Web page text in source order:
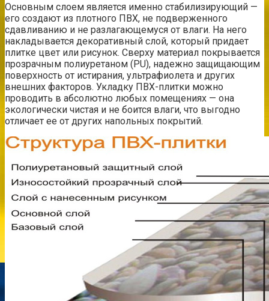
Основным слоем является именно стабилизирующий —
его создают из плотного ПВХ, не подверженного
сдавливанию и не разлагающемуся от влаги. На него
накладывается декоративный слой, который придает
плитке цвет или рисунок. Сверху материал покрывается
прозрачным полиуретаном (PU), надежно защищающим
поверхность от истирания, ультрафиолета и других
внешних факторов. Укладку ПВХ-плитки можно
проводить в абсолютно любых помещениях — она
экологически чистая и не боится влаги, что выгодно
отличает ее от других напольных покрытий.